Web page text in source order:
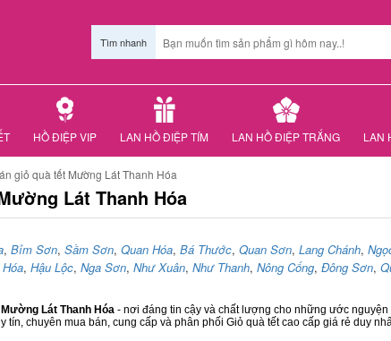
Tìm nhanh
HỒ ĐIỆP VIP LAN HỒ ĐIỆP TÍM LAN HỒ ĐIỆP TRẮNG LAN
giỏ quà tết Mường Lát Thanh Hóa
Lát Thanh Hóa
, Bỉm Sơn, Sầm Sơn, Quan Hóa, Bá Thước, Quan Sơn, Lang Chánh,
, Hậu Lộc, Nga Sơn, Như Xuân, Như Thanh, Nông Cống, Đông Sơn,
Lát Thanh Hóa - nơi đáng tin cậy và chất lượng cho những ước nguyện
tín, chuyên mua bán, cung cấp và phân phối Giỏ quà tết cao cấp giá rẻ duy